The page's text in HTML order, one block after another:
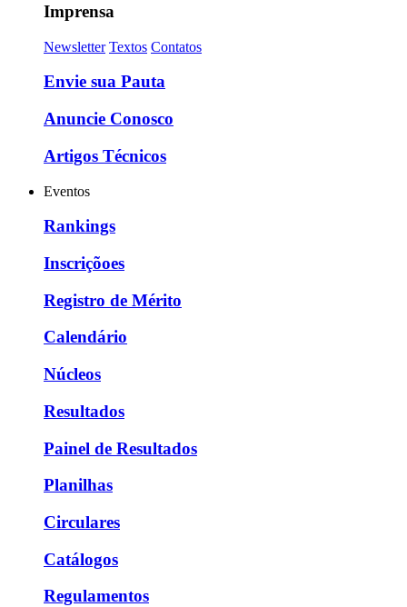
Imprensa
Newsletter Textos Contatos
Envie sua Pauta
Anuncie Conosco
Artigos Técnicos
Eventos
Rankings
Inscriçõoes
Registro de Mérito
Calendário
Núcleos
Resultados
Painel de Resultados
Planilhas
Circulares
Catálogos
Regulamentos